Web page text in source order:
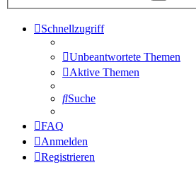
Schnellzugriff
Unbeantwortete Themen
Aktive Themen
Suche
FAQ
Anmelden
Registrieren